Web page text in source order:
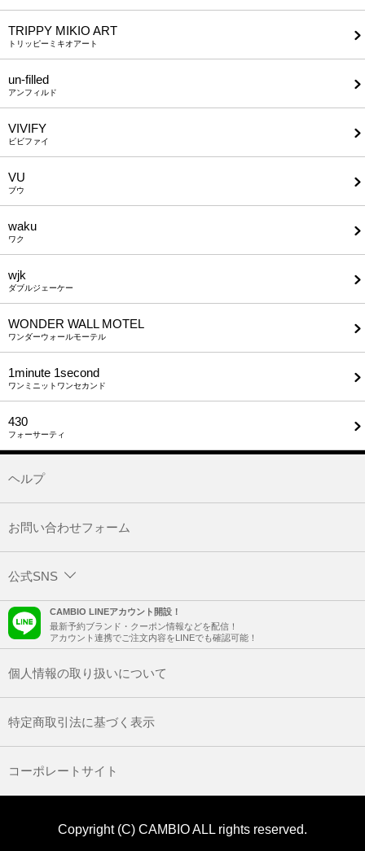
TRIPPY MIKIO ART
トリッピーミキオアート
un-filled
アンフィルド
VIVIFY
ビビファイ
VU
ブウ
waku
ワク
wjk
ダブルジェーケー
WONDER WALL MOTEL
ワンダーウォールモーテル
1minute​ 1second
ワンミニットワンセカンド
430
フォーサーティ
ヘルプ
お問い合わせフォーム
公式SNS
CAMBIO LINEアカウント開設！
最新予約ブランド・クーポン情報などを配信！
アカウント連携でご注文内容をLINEでも確認可能！
個人情報の取り扱いについて
特定商取引法に基づく表示
コーポレートサイト
Copyright (C) CAMBIO ALL rights reserved.